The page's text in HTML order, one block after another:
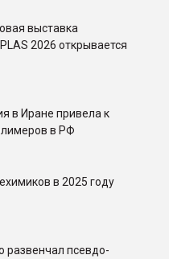
выставка
2026 открывается
в Иране привела к
в РФ
в 2025 году
развенчал псевдо-